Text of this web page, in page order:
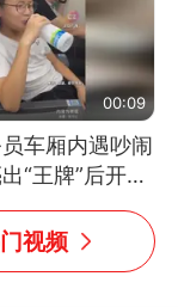
00:09
车厢内遇吵闹
“王牌”后开启
视频